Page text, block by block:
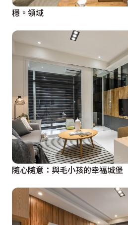
穩。領域
隨心隨意：與毛小孩的幸福城堡